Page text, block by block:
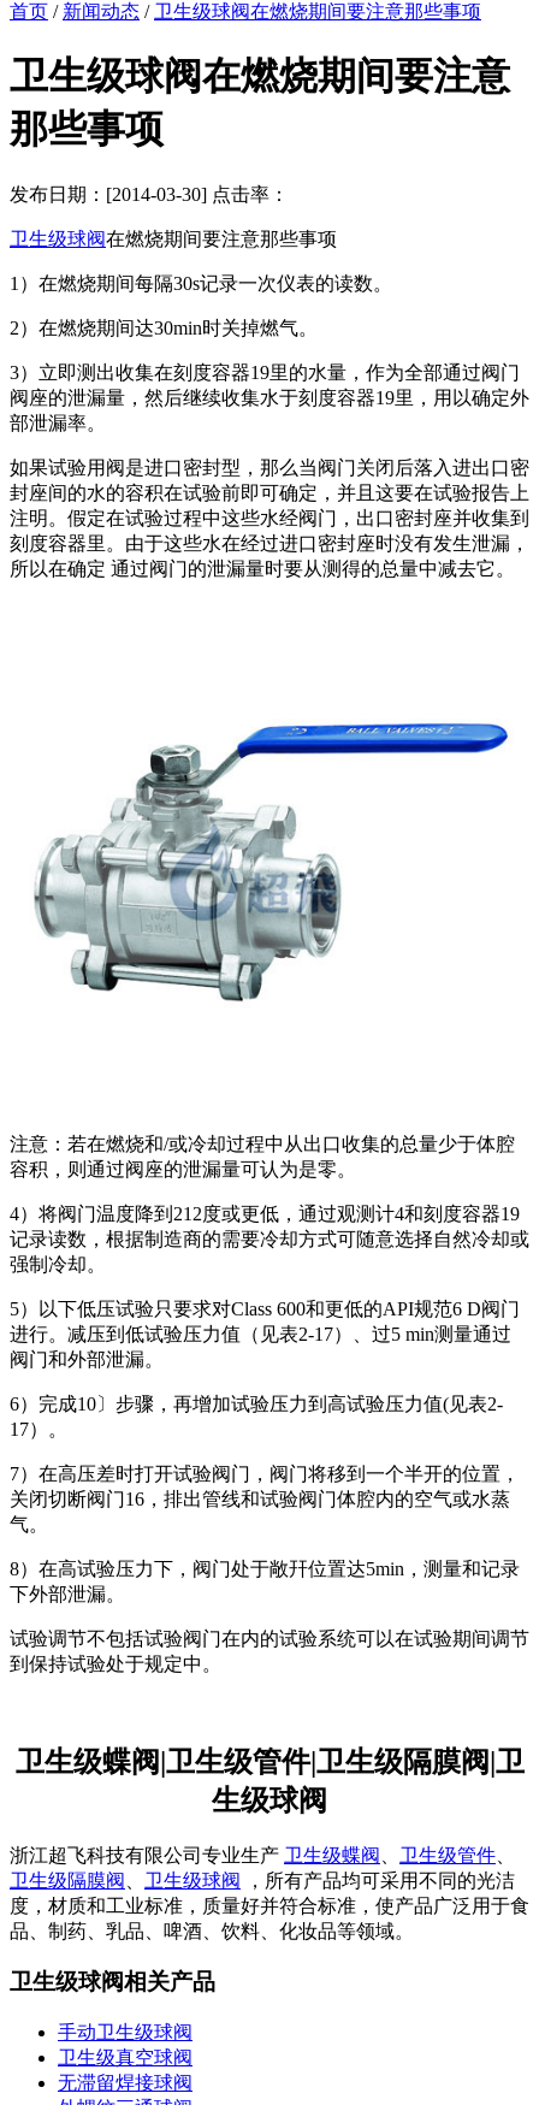
首页 / 新闻动态 / 卫生级球阀在燃烧期间要注意那些事项
卫生级球阀在燃烧期间要注意
那些事项
发布日期：[2014-03-30] 点击率：
卫生级球阀在燃烧期间要注意那些事项
1）在燃烧期间每隔30s记录一次仪表的读数。
2）在燃烧期间达30min时关掉燃气。
3）立即测出收集在刻度容器19里的水量，作为全部通过阀门
阀座的泄漏量，然后继续收集水于刻度容器19里，用以确定外
部泄漏率。
如果试验用阀是进口密封型，那么当阀门关闭后落入进出口密
封座间的水的容积在试验前即可确定，并且这要在试验报告上
注明。假定在试验过程中这些水经阀门，出口密封座并收集到
刻度容器里。由于这些水在经过进口密封座时没有发生泄漏，
所以在确定 通过阀门的泄漏量时要从测得的总量中减去它。
注意：若在燃烧和/或冷却过程中从出口收集的总量少于体腔
容积，则通过阀座的泄漏量可认为是零。
4）将阀门温度降到212度或更低，通过观测计4和刻度容器19
记录读数，根据制造商的需要冷却方式可随意选择自然冷却或
强制冷却。
5）以下低压试验只要求对Class 600和更低的API规范6 D阀门
进行。减压到低试验压力值（见表2-17）、过5 min测量通过
阀门和外部泄漏。
6）完成10〕步骤，再增加试验压力到高试验压力值(见表2-
17）。
7）在高压差时打开试验阀门，阀门将移到一个半开的位置，
关闭切断阀门16，排出管线和试验阀门体腔内的空气或水蒸
气。
8）在高试验压力下，阀门处于敞幵位置达5min，测量和记录
下外部泄漏。
试验调节不包括试验阀门在内的试验系统可以在试验期间调节
到保持试验处于规定中。
卫生级蝶阀|卫生级管件|卫生级隔膜阀|卫
生级球阀
浙江超飞科技有限公司专业生产 卫生级蝶阀 卫生级管件
卫生级隔膜阀
卫生级球阀
，所有产品均可采用不同的光洁
度，材质和工业标准，质量好并符合标准，使产品广泛用于食
品、制药、乳品、啤酒、饮料、化妆品等领域。
卫生级球阀相关产品
手动卫生级球阀
卫生级真空球阀
无滞留焊接球阀